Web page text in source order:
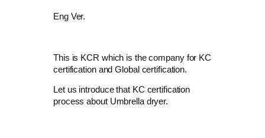
Eng Ver.
This is KCR which is the company for KC
certification and Global certification.
Let us introduce that KC certification
process about Umbrella dryer.